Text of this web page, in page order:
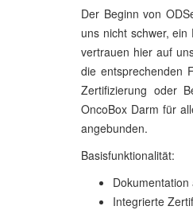
Der Beginn von
uns nicht schwer,
vertrauen hier auf
die entsprechenden
Zertifizierung oder
OncoBox Darm für
angebunden.
Basisfunktionalität:
Integrierte